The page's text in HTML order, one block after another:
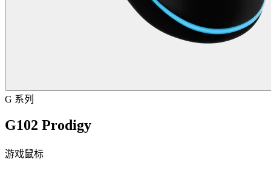
G 系列
G102 Prodigy
游戏鼠标